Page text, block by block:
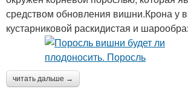
средством обновления вишни.Крона у
кустарниковой раскидистая и
читать дальше →